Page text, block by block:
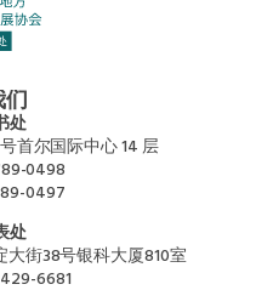
处
首尔国际中心 14 层
0498
0497
处
街38号银科大厦810室
6681